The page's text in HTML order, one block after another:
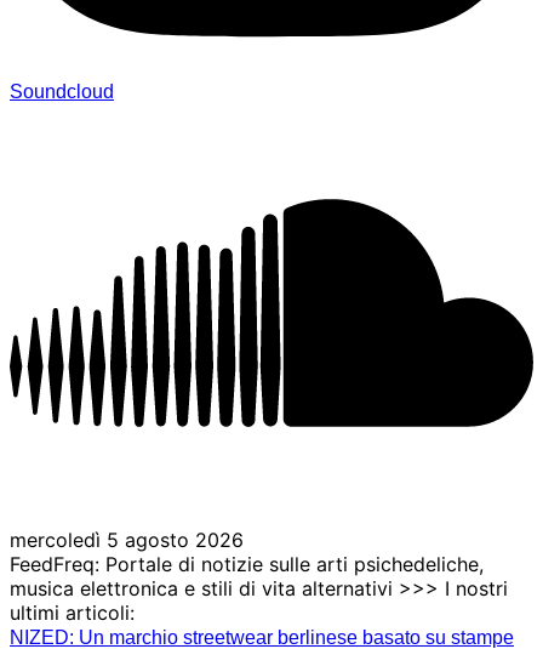
Soundcloud
mercoledì 5 agosto 2026
FeedFreq: Portale di notizie sulle arti psichedeliche,
musica elettronica e stili di vita alternativi >>> I nostri
ultimi articoli:
NIZED: Un marchio streetwear berlinese basato su stampe